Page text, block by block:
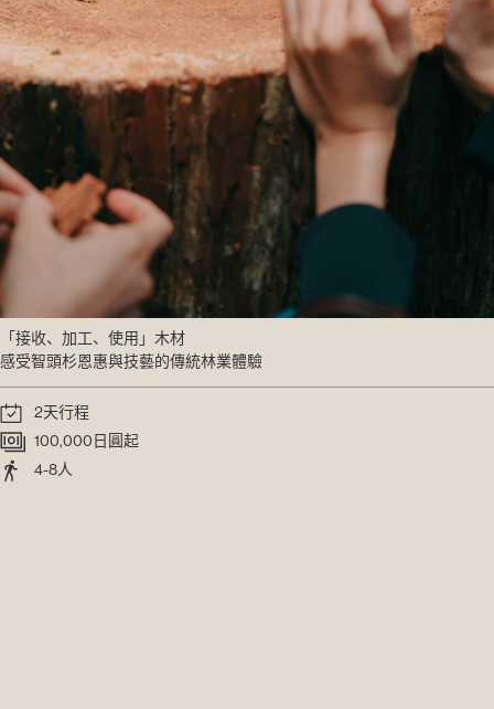
「接收、加工、使用」木材
感受智頭杉恩惠與技藝的傳統林業體驗
2天行程
100,000日圓起
4-8人